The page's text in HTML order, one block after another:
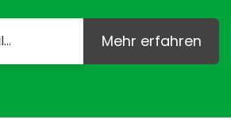
Mehr erfahren